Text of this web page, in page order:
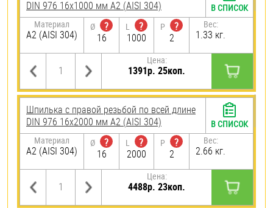
DIN 976 16х1000 мм А2 (AISI 304)
Материал
А2 (AISI 304)
Ø
?
16
L
?
1000
P
?
2
Вес:
1.33 кг.
Цена:
1391р. 25коп.
В СПИСОК
Шпилька с правой резьбой по всей длине
DIN 976 16х2000 мм А2 (AISI 304)
Материал
А2 (AISI 304)
Ø
?
16
L
?
2000
P
?
2
Вес:
2.66 кг.
Цена:
4488р. 23коп.
В СПИСОК